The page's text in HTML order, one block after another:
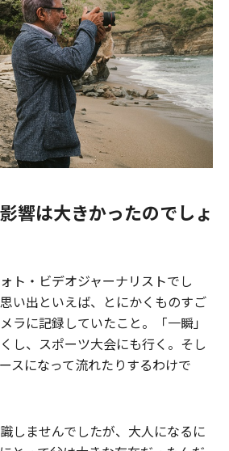
響は大きかったのでしょ
ト・ビデオジャーナリストでし
い出といえば、とにかくものすご
ラに記録していたこと。「一瞬」
し、スポーツ大会にも行く。そし
スになって流れたりするわけで
しませんでしたが、大人になるに